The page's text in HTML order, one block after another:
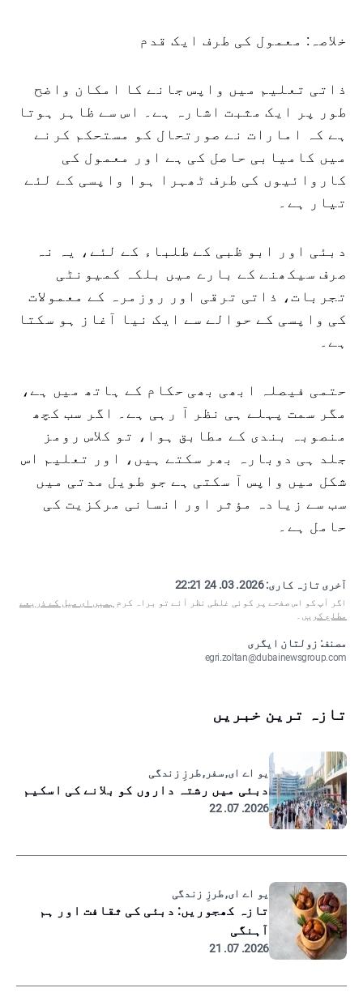
خلاصہ: معمول کی طرف ایک قدم
ذاتی تعلیم میں واپس جانے کا امکان واضح
طور پر ایک مثبت اشارہ ہے۔ اس سے ظاہر ہوتا
ہے کہ امارات نے صورتحال کو مستحکم کرنے
میں کامیابی حاصل کی ہے اور معمول کی
کاروائیوں کی طرف ٹھہرا ہوا واپسی کے لئے
تیار ہے۔
دبئی اور ابو ظبی کے طلباء کے لئے، یہ نہ
صرف سیکھنے کے بارے میں بلکہ کمیونٹی
تجربات، ذاتی ترقی اور روزمرہ کے معمولات
کی واپسی کے حوالے سے ایک نیا آغاز ہو سکتا
ہے۔
حتمی فیصلہ ابھی بھی حکام کے ہاتھ میں ہے،
مگر سمت پہلے ہی نظر آ رہی ہے۔ اگر سب کچھ
منصوبہ بندی کے مطابق ہوا، تو کلاس رومز
جلد ہی دوبارہ بھر سکتے ہیں، اور تعلیم اس
شکل میں واپس آ سکتی ہے جو طویل مدتی میں
سب سے زیادہ مؤثر اور انسانی مرکزیت کی
حامل ہے۔
آخری تازہ کاری:2026. 03. 24 22:21
اگر آپ کو اس صفحے پر کوئی غلطی نظر آئے تو براہ کرم ہمیں ای میل کے ذریعے
مطلع کریں ۔
مصنف: زولتان ایگری
egri.zoltan@dubainewsgroup.com
تازہ ترین خبریں
یو اے ای, سفر, طرزِ زندگی
دبئی میں رشتہ داروں کو بلانے کی اسکیم
2026. 07. 22
یو اے ای, طرزِ زندگی
تازہ کھجوریں: دبئی کی ثقافت اور ہم
آہنگی
2026. 07. 21